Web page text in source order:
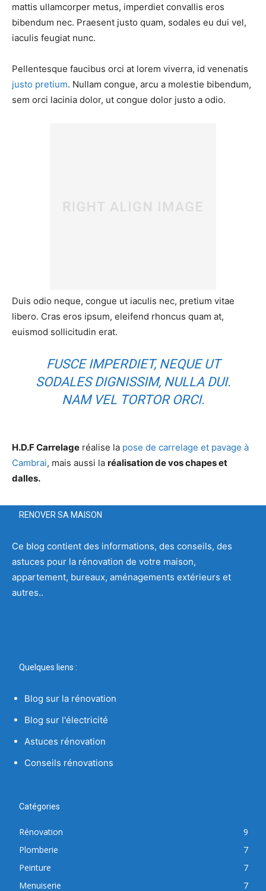
mattis ullamcorper metus, imperdiet convallis eros
bibendum nec. Praesent justo quam, sodales eu dui vel,
iaculis feugiat nunc.
Pellentesque faucibus orci at lorem viverra, id venenatis
justo pretium. Nullam congue, arcu a molestie bibendum,
sem orci lacinia dolor, ut congue dolor justo a odio.
Duis odio neque, congue ut iaculis nec, pretium vitae
libero. Cras eros ipsum, eleifend rhoncus quam at,
euismod sollicitudin erat.
FUSCE IMPERDIET, NEQUE UT
SODALES DIGNISSIM, NULLA DUI.
NAM VEL TORTOR ORCI.
H.D.F Carrelage réalise la pose de carrelage et pavage à
Cambrai, mais aussi la réalisation de vos chapes et
dalles.
RENOVER SA MAISON
Ce blog contient des informations, des conseils, des
astuces pour la rénovation de votre maison,
appartement, bureaux, aménagements extérieurs et
autres..
Quelques liens :
Blog sur la rénovation
Blog sur l'électricité
Astuces rénovation
Conseils rénovations
Catégories
Rénovation
9
Plomberie
7
Peinture
7
Menuiserie
7